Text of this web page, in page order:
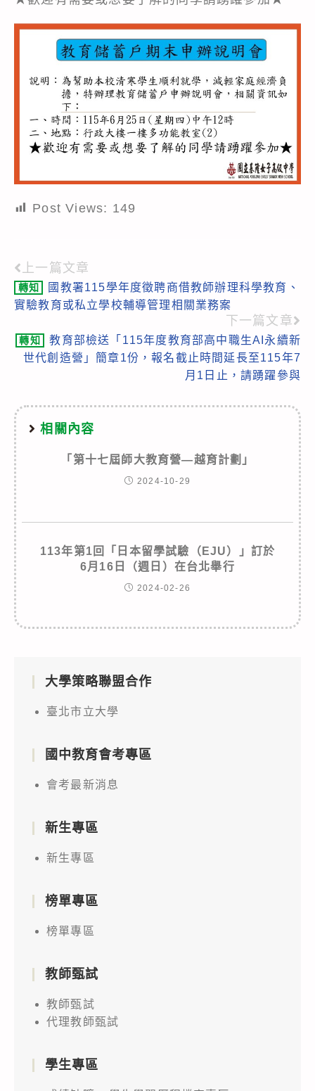
Post Views: 149
Read
more
上一篇文章
轉知
國教署115學年度徵聘商借教師辦理科學教育、
實驗教育或私立學校輔導管理相關業務案
下一篇文章
轉知
教育部檢送「115年度教育部高中職生AI永續新
世代創造營」簡章1份，報名截止時間延長至115年7
月1日止，請踴躍參與
相關內容
「第十七屆師大教育營—越育計劃」
2024-10-29
113年第1回「日本留學試驗（EJU）」訂於
6月16日（週日）在台北舉行
2024-02-26
大學策略聯盟合作
臺北市立大學
國中教育會考專區
會考最新消息
新生專區
新生專區
榜單專區
榜單專區
教師甄試
教師甄試
代理教師甄試
學生專區